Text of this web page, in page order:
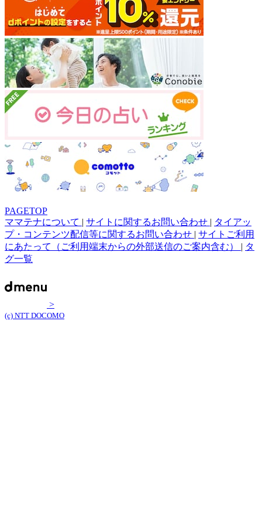
PAGETOP
ママテナについて | サイトに関するお問い合わせ | タイアッ
プ・コンテンツ配信等に関するお問い合わせ | サイトご利用
にあたって（ご利用端末からの外部送信のご案内含む） | タ
グ一覧
>
(c) NTT DOCOMO